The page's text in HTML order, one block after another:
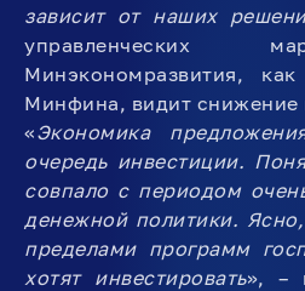
зависит от наших
управленческих
Минэкономразвития,
Минфина, видит снижение
«Экономика
очередь инвестиции.
совпало с периодом
денежной политики.
пределами программ
хотят инвестировать», –